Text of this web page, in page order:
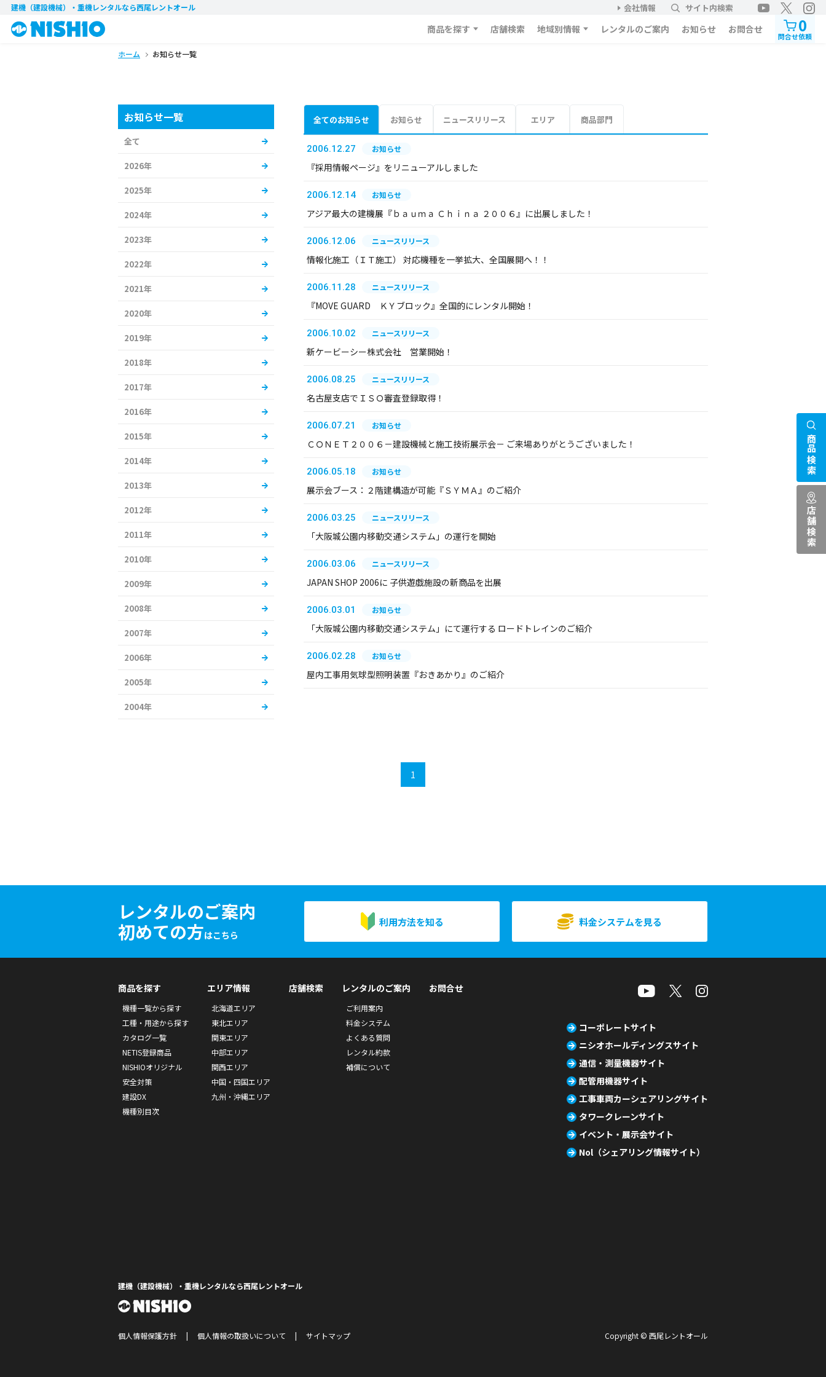
建機（建設機械）・重機レンタルなら西尾レントオール 会社情報 サイト内検索
商品を探す 店舗検索 地域別情報 レンタルのご案内 お知らせ お問合せ 0
問合せ依頼
ホーム お知らせ一覧
全てのお知らせ お知らせ ニュースリリース エリア 商品部門
2006.12.27 お知らせ
『採用情報ページ』をリニューアルしました
2006.12.14 お知らせ
アジア最大の建機展『ｂａｕｍａ Ｃｈｉｎａ ２００６』に出展しました！
2006.12.06 ニュースリリース
情報化施工（ＩＴ施工） 対応機種を一挙拡大、全国展開へ！！
2006.11.28 ニュースリリース
『MOVE GUARD ＫＹブロック』全国的にレンタル開始！
2006.10.02 ニュースリリース
新ケービーシー株式会社 営業開始！
2006.08.25 ニュースリリース
名古屋支店でＩＳＯ審査登録取得！
2006.07.21 お知らせ
ＣＯＮＥＴ２００６－建設機械と施工技術展示会－ ご来場ありがとうございました！
2006.05.18 お知らせ
展示会ブース：２階建構造が可能『ＳＹＭＡ』のご紹介
2006.03.25 ニュースリリース
「大阪城公園内移動交通システム」の運行を開始
2006.03.06 ニュースリリース
JAPAN SHOP 2006に 子供遊戯施設の新商品を出展
2006.03.01 お知らせ
「大阪城公園内移動交通システム」にて運行する ロードトレインのご紹介
2006.02.28 お知らせ
屋内工事用気球型照明装置『おきあかり』のご紹介
1
お知らせ一覧
全て
2026年
2025年
2024年
2023年
2022年
2021年
2020年
2019年
2018年
2017年
2016年
2015年
2014年
2013年
2012年
2011年
2010年
2009年
2008年
2007年
2006年
2005年
2004年
レンタルのご案内
初めての方はこちら
利用方法を知る 料金システムを見る
商品検索
店舗検索
商品を探す
機種一覧から探す
工種・用途から探す
カタログ一覧
NETIS登録商品
NISHIOオリジナル
安全対策
建設DX
機種別目次
エリア情報
北海道エリア
東北エリア
関東エリア
中部エリア
関西エリア
中国・四国エリア
九州・沖縄エリア
店舗検索 レンタルのご案内
ご利用案内
料金システム
よくある質問
レンタル約款
補償について
お問合せ
コーポレートサイト
ニシオホールディングスサイト
通信・測量機器サイト
配管用機器サイト
工事車両カーシェアリングサイト
タワークレーンサイト
イベント・展示会サイト
Nol（シェアリング情報サイト）
建機（建設機械）・重機レンタルなら西尾レントオール
個人情報保護方針 個人情報の取扱いについて サイトマップ Copyright © 西尾レントオール